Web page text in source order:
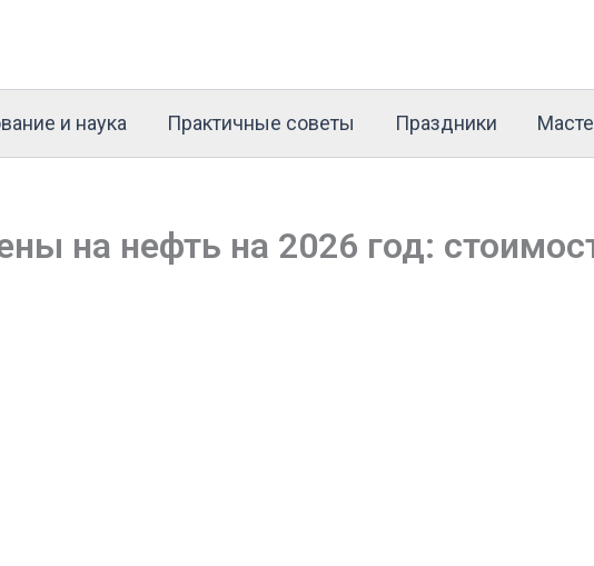
и наука Практичные советы Праздники
на нефть на 2026 год: